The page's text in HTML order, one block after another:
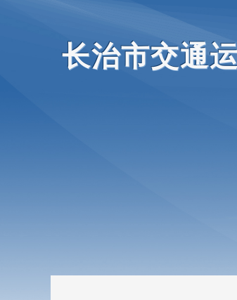
长治市交通